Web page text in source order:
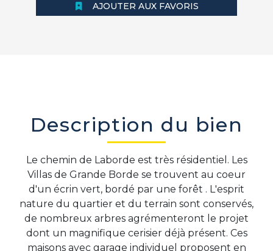
AJOUTER AUX FAVORIS
Description du bien
Le chemin de Laborde est très résidentiel. Les
Villas de Grande Borde se trouvent au coeur
d'un écrin vert, bordé par une forêt . L'esprit
nature du quartier et du terrain sont conservés,
de nombreux arbres agrémenteront le projet
dont un magnifique cerisier déjà présent. Ces
maisons avec garage individuel proposent en